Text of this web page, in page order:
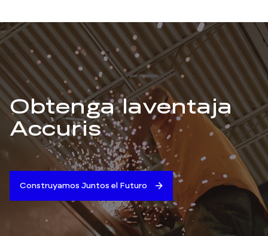
Obtenga laventaja
Accuris
Construyamos Juntos el Futuro